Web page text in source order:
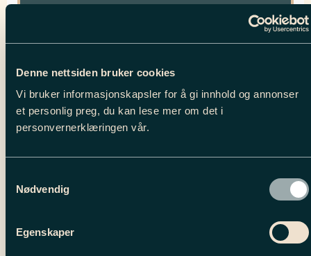
Denne nettsiden bruker cookies
Vi bruker informasjonskapsler for å gi innhold og annonser
et personlig preg, du kan lese mer om det i
personvernerklæringen vår.
Nødvendig
Egenskaper
BESKRIVELSE